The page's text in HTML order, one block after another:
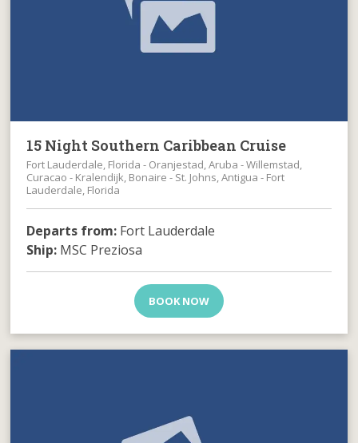
15 Night Southern Caribbean Cruise
Fort Lauderdale, Florida - Oranjestad, Aruba - Willemstad,
Curacao - Kralendijk, Bonaire - St. Johns, Antigua - Fort
Lauderdale, Florida
Departs from: Fort Lauderdale
Ship: MSC Preziosa
BOOK NOW